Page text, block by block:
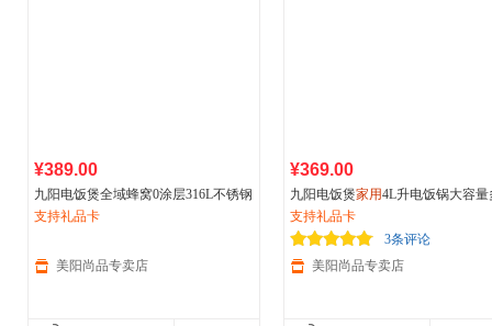
¥389.00
九阳电饭煲全域蜂窝0涂层316L不锈钢
内胆5L大容量电饭锅
支持礼品卡
美阳尚品专卖店
¥369.00
九阳电饭煲家用4L升电饭锅大容量
功能智能煮饭不粘锅3-6人
支持礼品卡
3条评论
美阳尚品专卖店